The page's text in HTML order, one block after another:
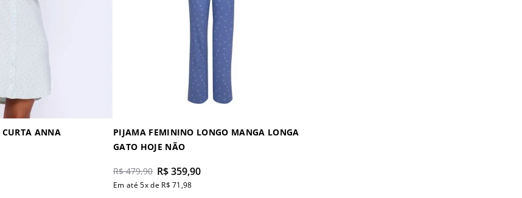
ANNA
PIJAMA FEMININO LONGO MANGA LONGA
GATO HOJE NÃO
R$ 479,90 R$359,90
Em até5x de R$ 71,98